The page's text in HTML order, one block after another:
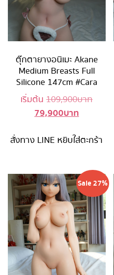
ตุ๊กตายางอนิเมะ Akane
Medium Breasts Full
Silicone 147cm #Cara
เริ่มต้น109,900บาท
79,900บาทCurrent
is:
สั่งทาง LINE หยิบใส่ตะกร้า
Sale 27%